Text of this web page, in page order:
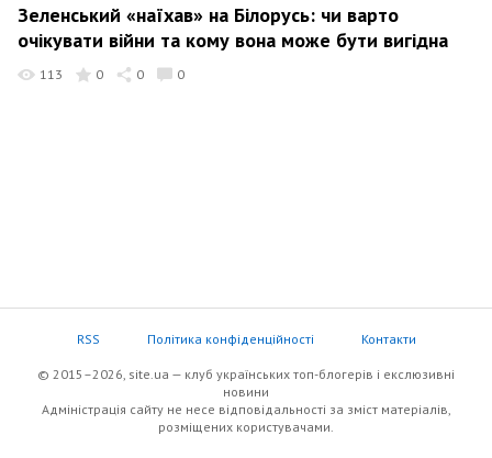
Зеленський «наїхав» на Білорусь: чи варто
очікувати війни та кому вона може бути вигідна
113 0 0 0
RSS Політика конфіденційності Контакти
© 2015–2026, site.ua — клуб українських топ-блогерів i екслюзивнi
новини
Адміністрація сайту не несе відповідальності за зміст матеріалів,
розміщених користувачами.